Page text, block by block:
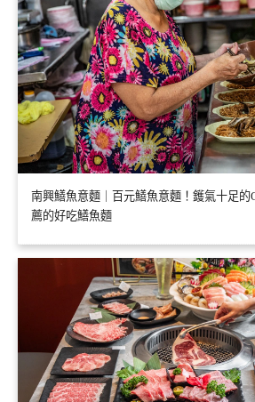
南興鱔魚意麵｜百元鱔魚意麵！鑊氣十足的
薦的好吃鱔魚麵